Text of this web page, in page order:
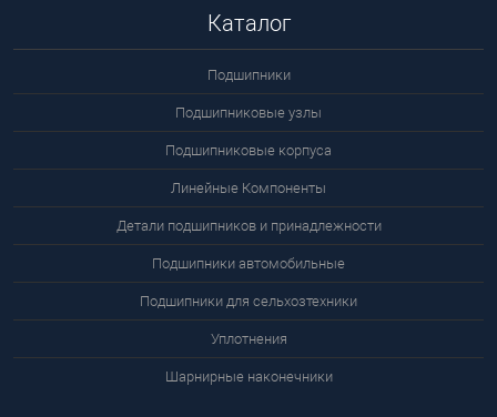
Каталог
Подшипники
Подшипниковые узлы
Подшипниковые корпуса
Линейные Компоненты
Детали подшипников и принадлежности
Подшипники автомобильные
Подшипники для сельхозтехники
Уплотнения
Шарнирные наконечники